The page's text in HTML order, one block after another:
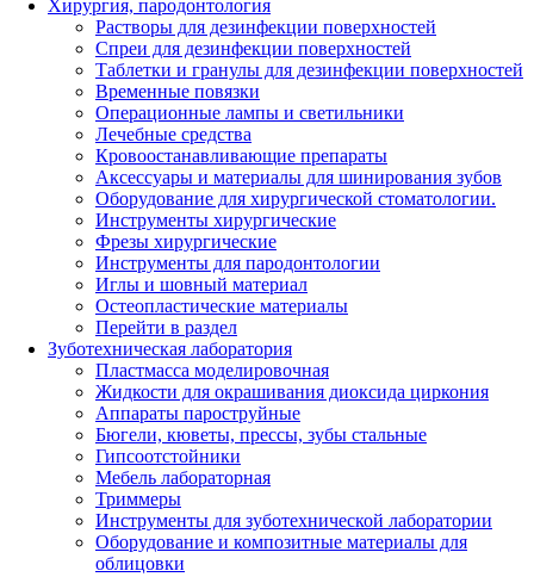
Хирургия, пародонтология
Растворы для дезинфекции поверхностей
Спреи для дезинфекции поверхностей
Таблетки и гранулы для дезинфекции поверхностей
Временные повязки
Операционные лампы и светильники
Лечебные средства
Кровоостанавливающие препараты
Аксессуары и материалы для шинирования зубов
Оборудование для хирургической стоматологии.
Инструменты хирургические
Фрезы хирургические
Инструменты для пародонтологии
Иглы и шовный материал
Остеопластические материалы
Перейти в раздел
Зуботехническая лаборатория
Пластмасса моделировочная
Жидкости для окрашивания диоксида циркония
Аппараты пароструйные
Бюгели, кюветы, прессы, зубы стальные
Гипсоотстойники
Мебель лабораторная
Триммеры
Инструменты для зуботехнической лаборатории
Оборудование и композитные материалы для
облицовки